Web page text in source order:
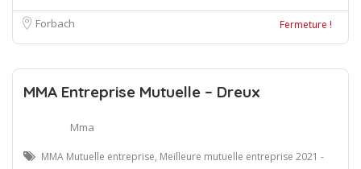
Forbach Fermeture !
MMA Entreprise Mutuelle – Dreux
Mma
MMA Mutuelle entreprise, Meilleure mutuelle entreprise 2021 -